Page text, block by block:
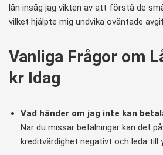
lån insåg jag vikten av att förstå de
vilket hjälpte mig undvika oväntade
Vanliga Frågor om
kr Idag
Vad händer om jag inte kan
När du missar betalningar kan det
kreditvärdighet negativt och leda till